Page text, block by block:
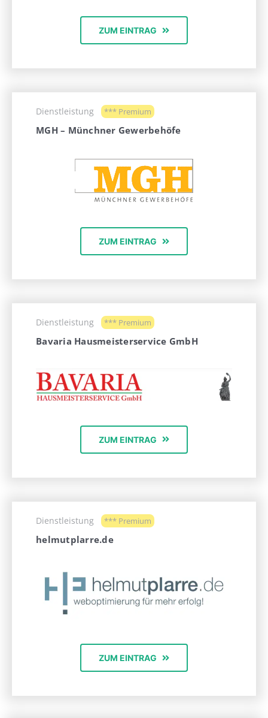
ZUM EINTRAG
Dienstleistung *** Premium
MGH – Münchner Gewerbehöfe
ZUM EINTRAG
Dienstleistung *** Premium
Bavaria Hausmeisterservice GmbH
ZUM EINTRAG
Dienstleistung *** Premium
helmutplarre.de
ZUM EINTRAG